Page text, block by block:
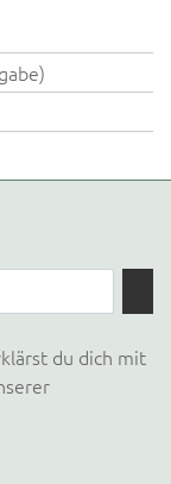
du dich mit